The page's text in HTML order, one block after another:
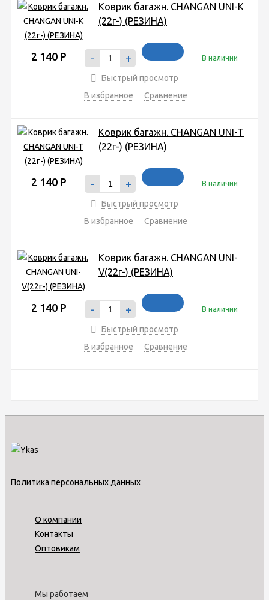
Коврик багажн. CHANGAN UNI-K
(22г-) (РЕЗИНА)
2 140 Р - + В наличии
Быстрый просмотр
В избранное
Сравнение
Коврик багажн. CHANGAN UNI-T
(22г-) (РЕЗИНА)
2 140 Р - + В наличии
Быстрый просмотр
В избранное
Сравнение
Коврик багажн. CHANGAN UNI-
V(22г-) (РЕЗИНА)
2 140 Р - + В наличии
Быстрый просмотр
В избранное
Сравнение
Политика персональных данных
О компании
Контакты
Оптовикам
Мы работаем